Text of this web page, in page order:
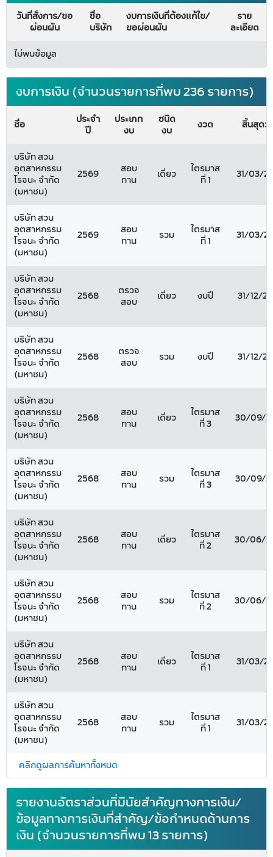
วันที่สั่งการ/ขอ
ผ่อนผัน
ชื่อ
บริษัท
งบการเงินที่ต้องแก้ไข/
ขอผ่อนผัน
ราย
ละเอียด
ไม่พบข้อมูล
งบการเงิน (จำนวนรายการที่พบ 236 รายการ)
ชื่อ
ประจำ
ปี
ประเภท
งบ
ชนิด
งบ
งวด สิ้นสุดวั
บริษัท สวน
อุตสาหกรรม
โรจนะ จำกัด
(มหาชน)
2569
สอบ
ทาน
เดี่ยว
ไตรมาส
ที่ 1
31/03/
บริษัท สวน
อุตสาหกรรม
โรจนะ จำกัด
(มหาชน)
2569
สอบ
ทาน
รวม
ไตรมาส
ที่ 1
31/03/
บริษัท สวน
อุตสาหกรรม
โรจนะ จำกัด
(มหาชน)
2568
ตรวจ
สอบ
เดี่ยว งบปี 31/12/
บริษัท สวน
อุตสาหกรรม
โรจนะ จำกัด
(มหาชน)
2568
ตรวจ
สอบ
รวม งบปี 31/12/
บริษัท สวน
อุตสาหกรรม
โรจนะ จำกัด
(มหาชน)
2568
สอบ
ทาน
เดี่ยว
ไตรมาส
ที่ 3
30/09/
บริษัท สวน
อุตสาหกรรม
โรจนะ จำกัด
(มหาชน)
2568
สอบ
ทาน
รวม
ไตรมาส
ที่ 3
30/09/
บริษัท สวน
อุตสาหกรรม
โรจนะ จำกัด
(มหาชน)
2568
สอบ
ทาน
เดี่ยว
ไตรมาส
ที่ 2
30/06/
บริษัท สวน
อุตสาหกรรม
โรจนะ จำกัด
(มหาชน)
2568
สอบ
ทาน
รวม
ไตรมาส
ที่ 2
30/06/
บริษัท สวน
อุตสาหกรรม
โรจนะ จำกัด
(มหาชน)
2568
สอบ
ทาน
เดี่ยว
ไตรมาส
ที่ 1
31/03/
บริษัท สวน
อุตสาหกรรม
โรจนะ จำกัด
(มหาชน)
2568
สอบ
ทาน
รวม
ไตรมาส
ที่ 1
31/03/
คลิกดูผลการค้นหาทั้งหมด
รายงานอัตราส่วนที่มีนัยสำคัญทางการเงิน/
ข้อมูลทางการเงินที่สำคัญ/ข้อกำหนดด้านการ
เงิน (จำนวนรายการที่พบ 13 รายการ)